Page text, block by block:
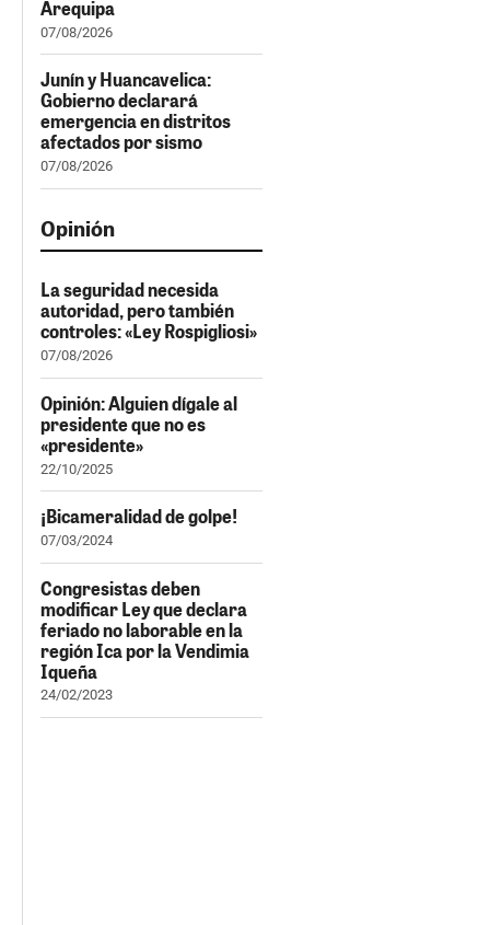
Arequipa
07/08/2026
Junín y Huancavelica:
Gobierno declarará
emergencia en distritos
afectados por sismo
07/08/2026
Opinión
La seguridad necesida
autoridad, pero también
controles: «Ley Rospigliosi»
07/08/2026
Opinión: Alguien dígale al
presidente que no es
«presidente»
22/10/2025
¡Bicameralidad de golpe!
07/03/2024
Congresistas deben
modificar Ley que declara
feriado no laborable en la
región Ica por la Vendimia
Iqueña
24/02/2023